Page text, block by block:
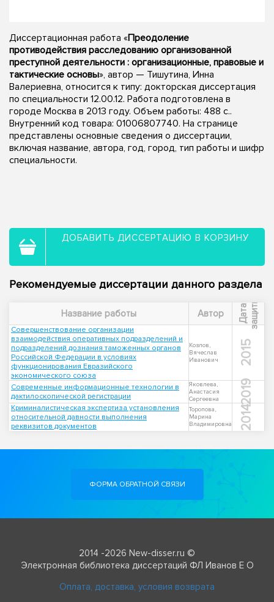
Диссертационная работа «Преодоление
противодействия расследованию организованной
преступной деятельности : организационные, правовые и
тактические основы», автор — Тишутина, Инна
Валериевна, относится к типу: докторская диссертация
по специальности 12.00.12. Работа подготовлена в
городе Москва в 2013 году. Объем работы: 488 с..
Внутренний код товара: 01006807740. На странице
представлены основные сведения о диссертации,
включая название, автора, год, город, тип работы и шифр
специальности.
ДОБАВИТЬ ДИССЕРТАЦИЮ В КОРЗИНУ
Рекомендуемые диссертации данного раздела
Название работы Автор Д
а
т
а
з
а
щ
и
т ы
Совершенствование организации
взаимодействия оперативных подразделений и
подразделений дознания таможенных органов
Российской Федерации в условиях
функционирования Евразийского
экономического союза
Козлов,
Вячеслав
Иванович
2015
Современные информационные технологии в
дактилоскопической регистрации
Яковлева,
Анастасия
Сергеевна
2019
Криминалистическая экспертиза установления
относительной давности выполнения
реквизитов документов
Торопова,
Марина
Владимировна
2014
ФОРМА ОБРАТНОЙ СВЯЗИ
2014 -2026 New-disser.ru ©
Электронная библиотека диссертаций ФЛ Иванов Е О
Оплата, доставка, условия возврата